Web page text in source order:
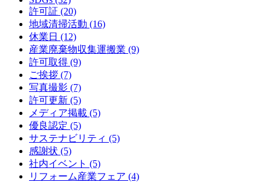
許可証 (20)
地域清掃活動 (16)
休業日 (12)
産業廃棄物収集運搬業 (9)
許可取得 (9)
ご挨拶 (7)
写真撮影 (7)
許可更新 (5)
メディア掲載 (5)
優良認定 (5)
サステナビリティ (5)
感謝状 (5)
社内イベント (5)
リフォーム産業フェア (4)